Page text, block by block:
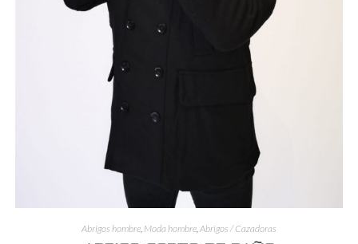
Abrigos hombre, Moda hombre,Abrigos / Cazadoras